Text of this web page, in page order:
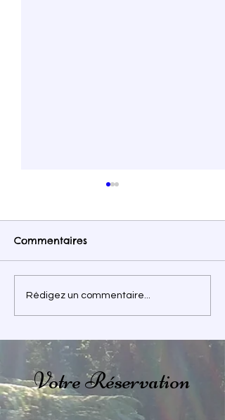
Commentaires
Rédigez un commentaire...
Votre Réservation